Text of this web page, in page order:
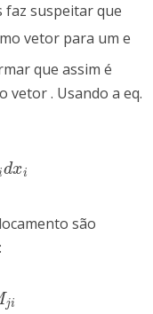
faz suspeitar que
vetor para um e
que assim é
vetor . Usando a eq.
dxi
jidxi
são
ji
Mj